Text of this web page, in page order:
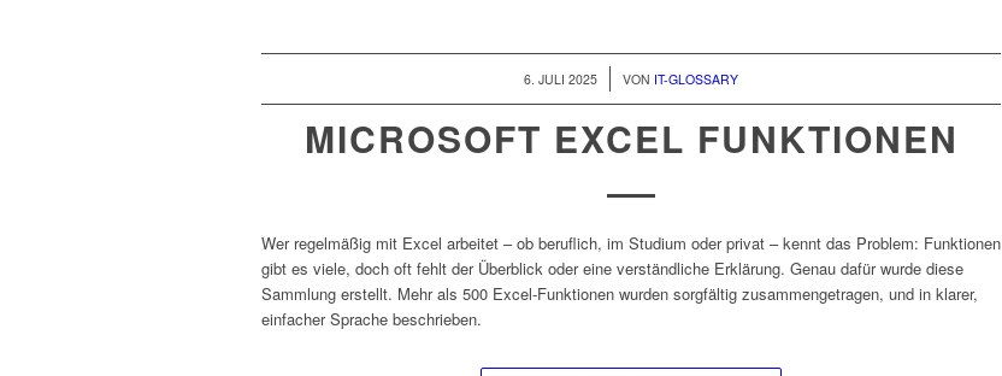
6. JULI 2025 VON IT-GLOSSARY
MICROSOFT EXCEL FUNKTIONEN
Wer regelmäßig mit Excel arbeitet – ob beruflich, im Studium oder privat – kennt das Problem: Funktionen
gibt es viele, doch oft fehlt der Überblick oder eine verständliche Erklärung. Genau dafür wurde diese
Sammlung erstellt. Mehr als 500 Excel-Funktionen wurden sorgfältig zusammengetragen, und in klarer,
einfacher Sprache beschrieben.